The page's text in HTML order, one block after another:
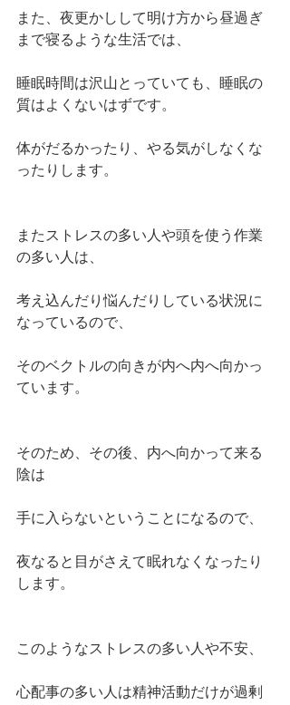
また、夜更かしして明け方から昼過ぎ
まで寝るような生活では、
睡眠時間は沢山とっていても、睡眠の
質はよくないはずです。
体がだるかったり、やる気がしなくな
ったりします。
またストレスの多い人や頭を使う作業
の多い人は、
考え込んだり悩んだりしている状況に
なっているので、
そのベクトルの向きが内へ内へ向かっ
ています。
そのため、その後、内へ向かって来る
陰は
手に入らないということになるので、
夜なると目がさえて眠れなくなったり
します。
このようなストレスの多い人や不安、
心配事の多い人は精神活動だけが過剰